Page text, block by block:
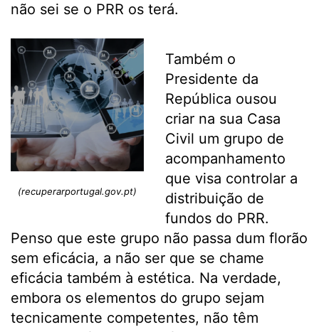
não sei se o PRR os terá.
(recuperarportugal.gov.pt)
Também o
Presidente da
República ousou
criar na sua Casa
Civil um grupo de
acompanhamento
que visa controlar a
distribuição de
fundos do PRR.
Penso que este grupo não passa dum florão
sem eficácia, a não ser que se chame
eficácia também à estética. Na verdade,
embora os elementos do grupo sejam
tecnicamente competentes, não têm